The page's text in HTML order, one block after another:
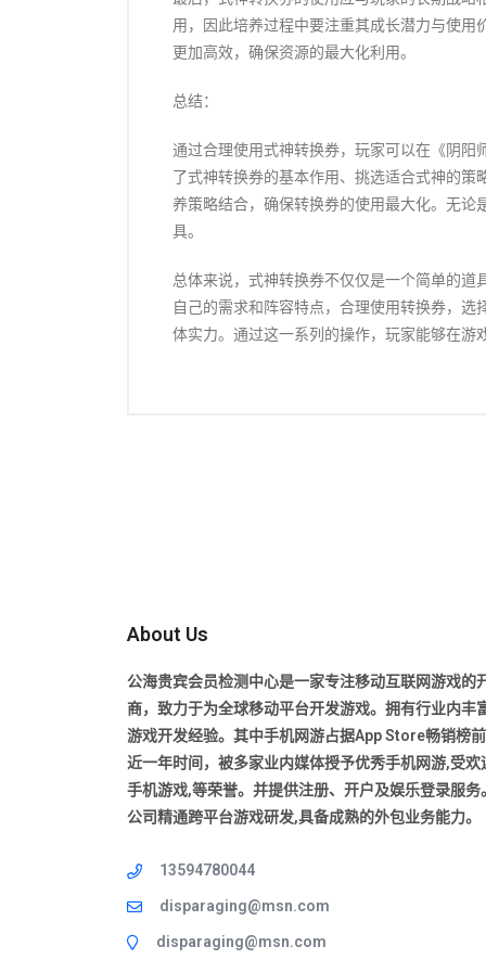
用，因此培养过程中要注重其成长潜力与使
更加高效，确保资源的最大化利用。
总结：
通过合理使用式神转换券，玩家可以在《阴
了式神转换券的基本作用、挑选适合式神的
养策略结合，确保转换券的使用最大化。无论
具。
总体来说，式神转换券不仅仅是一个简单的
自己的需求和阵容特点，合理使用转换券，
体实力。通过这一系列的操作，玩家能够在
About Us
公海贵宾会员检测中心是一家专注移动互联网游戏的
商，致力于为全球移动平台开发游戏。拥有行业内丰
游戏开发经验。其中手机网游占据App Store畅销榜
近一年时间，被多家业内媒体授予优秀手机网游,受欢
手机游戏,等荣誉。并提供注册、开户及娱乐登录服务
公司精通跨平台游戏研发,具备成熟的外包业务能力。
13594780044
disparaging@msn.com
disparaging@msn.com